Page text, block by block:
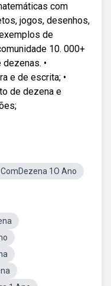
com
jogos, desenhos,
de
10. 000+
•
e de escrita; •
de dezena e
1O Ano